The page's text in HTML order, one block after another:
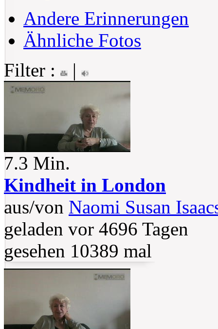
Andere Erinnerungen
Ähnliche Fotos
Filter :
|
7.3 Min.
Kindheit in London
aus/von Naomi Susan
geladen vor 4696 Tagen
gesehen 10389 mal